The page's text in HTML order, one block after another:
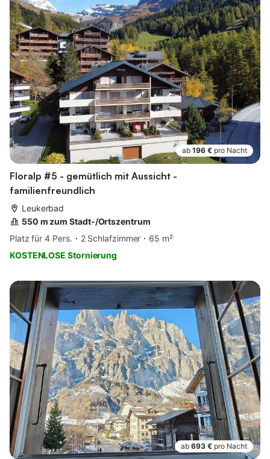
ab 196 € pro Nacht
Floralp #5 - gemütlich mit Aussicht -
familienfreundlich
Leukerbad
550 m zum Stadt-/Ortszentrum
Platz für 4 Pers.
2 Schlafzimmer
65 m²
KOSTENLOSE Stornierung
ab 693 € pro Nacht